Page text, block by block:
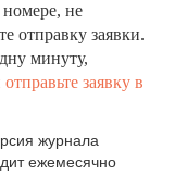
не
отправку заявки.
минуту,
заявку в
журнала
ежемесячно